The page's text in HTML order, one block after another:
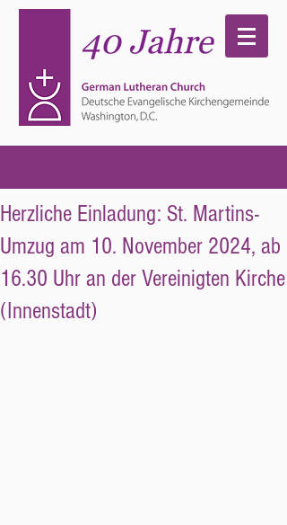
Herzliche Einladung: St. Martins-
Umzug am 10. November 2024, ab
16.30 Uhr an der Vereinigten Kirche
(Innenstadt)